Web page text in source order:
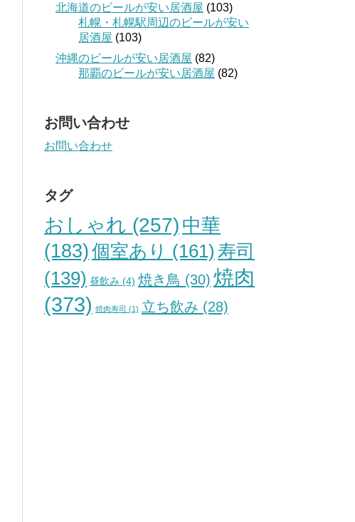
北海道のビールが安い居酒屋 (103)
札幌・札幌駅周辺のビールが安い
居酒屋 (103)
沖縄のビールが安い居酒屋 (82)
那覇のビールが安い居酒屋 (82)
お問い合わせ
お問い合わせ
タグ
おしゃれ (257) 中華
(183)個室あり (161) 寿司
(139) 昼飲み (4) 焼き鳥 (30) 焼肉
(373) 焼肉寿司 (1) 立ち飲み (28)